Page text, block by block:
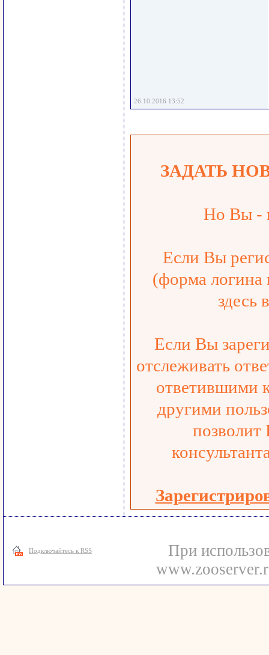
26.10.2016 13:52
ЗАДАТЬ
Но Вы -
Если Вы
(форма логина
здесь
Если Вы
отслеживать
ответившими
другими
позволит
Подключайтесь к RSS
При